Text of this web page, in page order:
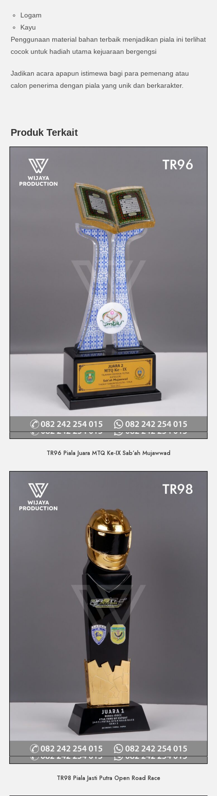
Logam
Kayu
Penggunaan material bahan terbaik menjadikan piala ini terlihat
cocok untuk hadiah utama kejuaraan bergengsi
Jadikan acara apapun istimewa bagi para pemenang atau
calon penerima dengan piala yang unik dan berkarakter.
Produk Terkait
Quick View
TR96 Piala Juara MTQ Ke-IX Sab’ah Mujawwad
Quick View
TR98 Piala Jasti Putra Open Road Race